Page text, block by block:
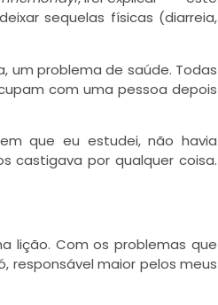
sequelas físicas (diarreia,
um problema de saúde. Todas
com uma pessoa depois
que eu estudei, não havia
castigava por qualquer coisa.
lição. Com os problemas que
responsável maior pelos meus